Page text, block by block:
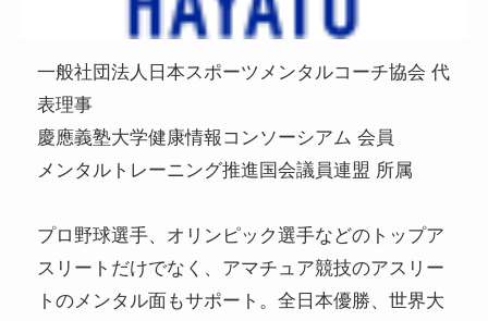
一般社団法人日本スポーツメンタルコーチ協会 代
表理事
慶應義塾大学健康情報コンソーシアム 会員
メンタルトレーニング推進国会議員連盟 所属
プロ野球選手、オリンピック選手などのトップア
スリートだけでなく、アマチュア競技のアスリー
トのメンタル面もサポート。全日本優勝、世界大